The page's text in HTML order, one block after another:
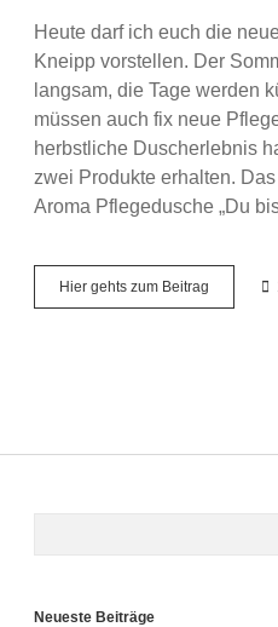
Heute darf ich euch die
Kneipp vorstellen. Der
langsam, die Tage werden
müssen auch fix neue
herbstliche Duscherlebnis
zwei Produkte erhalten.
Aroma Pflegedusche „Du
Hier gehts zum Beitrag
Neueste Beiträge